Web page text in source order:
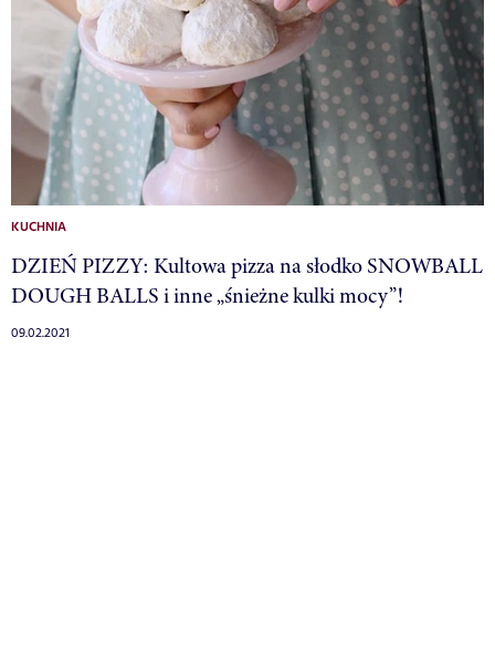
KUCHNIA
DZIEŃ PIZZY: Kultowa pizza na słodko SNOWBALL
DOUGH BALLS i inne „śnieżne kulki mocy”!
09.02.2021